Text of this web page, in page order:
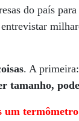
do país
. A
tamanho,
um